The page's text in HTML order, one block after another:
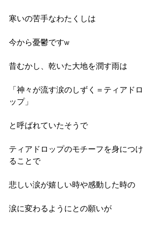
寒いの苦手なわたくしは
今から憂鬱ですw
昔むかし、乾いた大地を潤す雨は
「神々が流す涙のしずく＝ティアドロ
ップ」
と呼ばれていたそうで
ティアドロップのモチーフを身につけ
ることで
悲しい涙が嬉しい時や感動した時の
涙に変わるようにとの願いが